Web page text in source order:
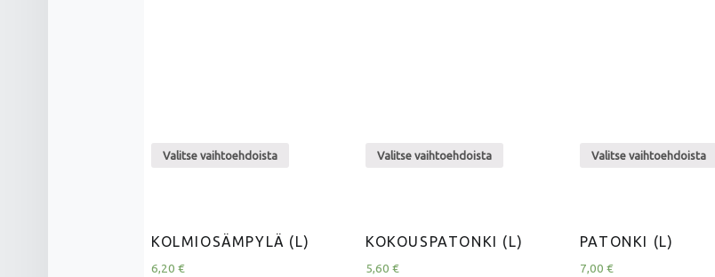
Valitse vaihtoehdoista Valitse vaihtoehdoista Valitse vaihtoehdoista
KOLMIOSÄMPYLÄ (L)
6,20 €
KOKOUSPATONKI (L)
5,60 €
PATONKI (L)
7,00 €